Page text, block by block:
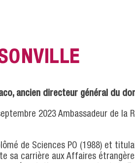
ancien directeur général du
2023 Ambassadeur de la
de Sciences PO (1988) et
sa carrière aux Affaires